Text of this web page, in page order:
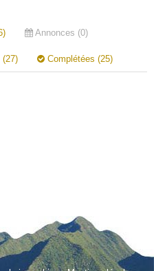
Annonces (0)
(27) Complétées (25)